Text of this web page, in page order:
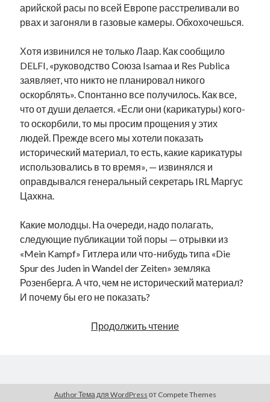
арийской расы по всей Европе расстреливали во
рвах и загоняли в газовые камеры. Обхохочешься.
Хотя извинился не только Лаар. Как сообщило
DELFI, «руководство Союза Isamaa и Res Publica
заявляет, что никто не планировал никого
оскорблять». Спонтанно все получилось. Как все,
что от души делается. «Если они (карикатуры) кого-
то оскорбили, то мы просим прощения у этих
людей. Прежде всего мы хотели показать
исторический материал, то есть, какие карикатуры
использовались в то время», — извинялся и
оправдывался генеральный секретарь IRL Маргус
Цахкна.
Какие молодцы. На очереди, надо полагать,
следующие публикации той поры — отрывки из
«Mein Kampf» Гитлера или что-нибудь типа «Die
Spur des Juden in Wandel der Zeiten» земляка
Розенберга. А что, чем не исторический материал?
И почему бы его не показать?
Продолжить чтениеКого
IRL
Author Тема для WordPress от Compete Themes